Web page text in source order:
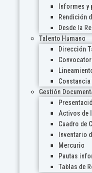
Informes y
Rendición
Desde la
Talento Humano
Dirección
Gestión
Activos de
Cuadro de
Inventario
Mercurio
Pautas
Tablas de